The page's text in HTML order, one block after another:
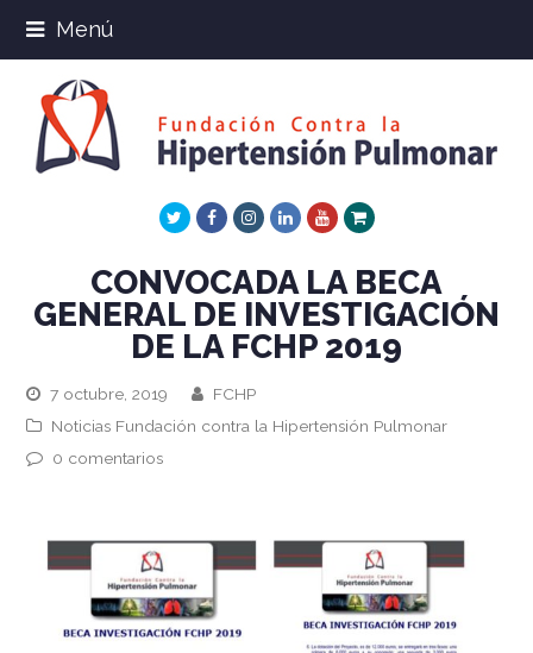
Menú
TwitterFacebookInstagram
LinkedInYoutube
Xing
CONVOCADA LA BECA
GENERAL DE INVESTIGACIÓN
DE LA FCHP 2019
7 octubre, 2019
FCHP
Noticias Fundación contra la Hipertensión Pulmonar
0 comentarios